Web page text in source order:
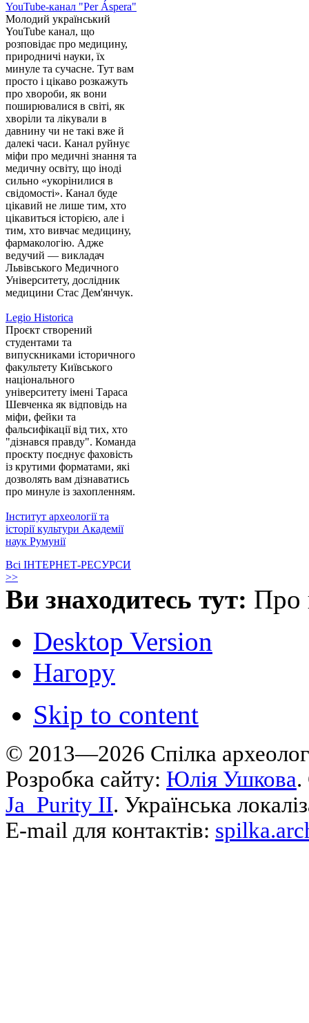
YouTube-канал "Per Áspera"
Молодий український
YouTube канал, що
розповідає про медицину,
природничі науки, їх
минуле та сучасне. Тут вам
просто і цікаво розкажуть
про хвороби, як вони
поширювалися в світі, як
хворіли та лікували в
давнину чи не такі вже й
далекі часи. Канал руйнує
міфи про медичні знання та
медичну освіту, що іноді
сильно «укорінилися в
свідомості». Канал буде
цікавий не лише тим, хто
цікавиться історією, але і
тим, хто вивчає медицину,
фармакологію. Адже
ведучий — викладач
Львівського Медичного
Університету, дослідник
медицини Стас Дем'янчук.
Legio Historica
Проєкт створений
студентами та
випускниками історичного
факультету Київського
національного
університету імені Тараса
Шевченка як відповідь на
міфи, фейки та
фальсифікації від тих, хто
"дізнався правду". Команда
проєкту поєднує фаховість
із крутими форматами, які
дозволять вам дізнаватись
про минуле із захопленням.
Інститут археології та
історії культури Академії
наук Румунії
Всі ІНТЕРНЕТ-РЕСУРСИ
>>
Ви знаходитесь тут: Про
Desktop Version
Нагору
Skip to content
© 2013—2026 Cпілка
Розробка сайту: Юлія Ушкова.
Ja_Purity II. Українська
E-mail для контактів: